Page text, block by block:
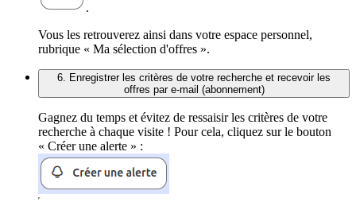
.
Vous les retrouverez ainsi dans votre espace personnel,
rubrique « Ma sélection d'offres ».
6. Enregistrer les critères de votre recherche et recevoir les
offres par e-mail (abonnement)
Gagnez du temps et évitez de ressaisir les critères de votre
recherche à chaque visite ! Pour cela, cliquez sur le bouton
« Créer une alerte » :